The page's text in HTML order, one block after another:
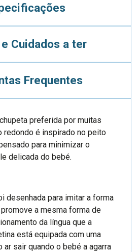
Cuidados a ter
Frequentes
preferida por muitas
redondo é inspirado no peito
para minimizar o
delicada do bebé.
desenhada para imitar a forma
a mesma forma de
da língua que a
está equipada com uma
ar sair quando o bebé a agarra